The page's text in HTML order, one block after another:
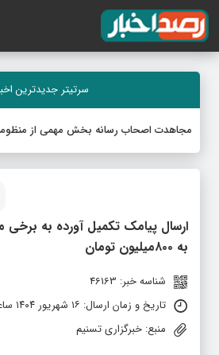
سرتیتر جدیدترین
مجاهدت اصحاب رسانه بخش مهمی از
به ۸۰۰میلیون تومان
شناسه خبر: 46163
تاریخ و زمان ارسال: ۱۶ شهریور ۱۴۰۴ ساعت ۱۲:۴۳
منبع: خبرگزاری تسنیم